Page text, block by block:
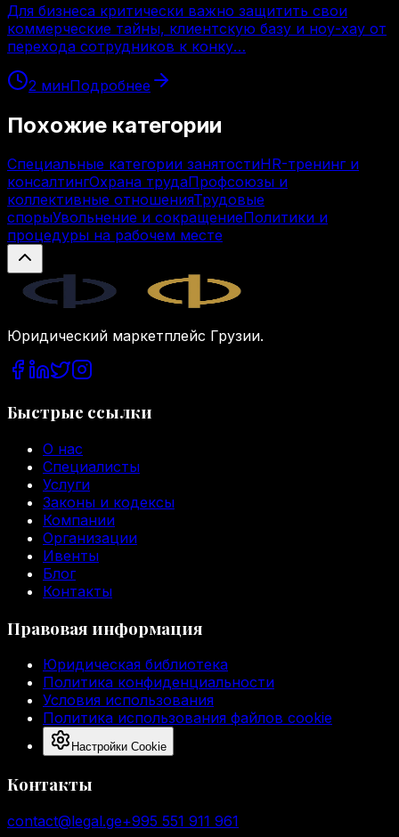
Для бизнеса критически важно защитить свои
коммерческие тайны, клиентскую базу и ноу-хау от
перехода сотрудников к конку…
2 минПодробнее
Похожие категории
Специальные категории занятостиHR-тренинг и
консалтингОхрана трудаПрофсоюзы и
коллективные отношенияТрудовые
спорыУвольнение и сокращениеПолитики и
процедуры на рабочем месте
Юридический маркетплейс Грузии.
Быстрые ссылки
О нас
Специалисты
Услуги
Законы и кодексы
Компании
Организации
Ивенты
Блог
Контакты
Правовая информация
Юридическая библиотека
Политика конфиденциальности
Условия использования
Политика использования файлов cookie
Настройки Cookie
Контакты
contact@legal.ge+995 551 911 961